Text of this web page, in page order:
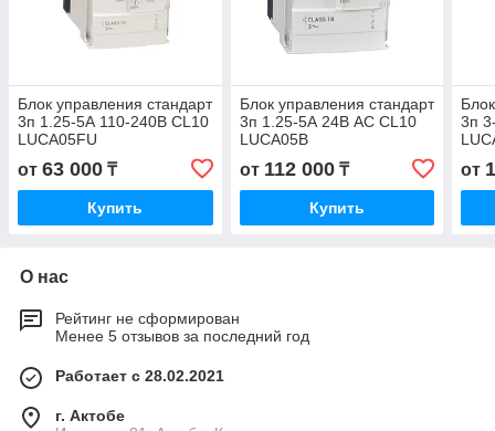
Блок управления стандарт
3п 1.25-5А 110-240В CL10
LUCA05FU
от 63 000 ₸
Купить
Блок управления стандарт
3п 1.25-5А 24В AC CL10
LUCA05B
от 112 000₸
Купить
3п
от
О нас
Рейтинг не сформирован
Менее 5 отзывов за последний год
Работает с 28.02.2021
г. Актобе